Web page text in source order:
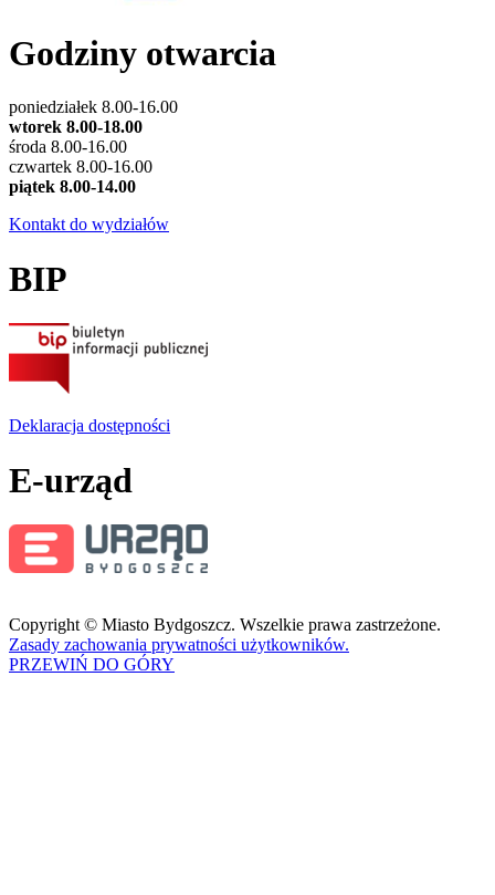
Godziny otwarcia
poniedziałek 8.00-16.00
wtorek 8.00-18.00
środa 8.00-16.00
czwartek 8.00-16.00
piątek 8.00-14.00
Kontakt do wydziałów
BIP
Deklaracja dostępności
E-urząd
Copyright © Miasto Bydgoszcz. Wszelkie prawa zastrzeżone.
Zasady zachowania prywatności użytkowników.
PRZEWIŃ DO GÓRY